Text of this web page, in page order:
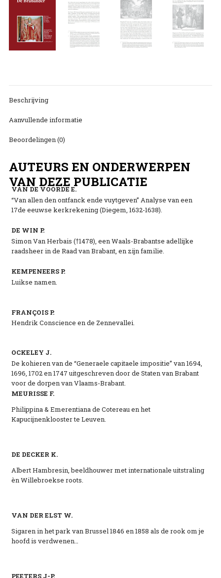
Beschrijving
Aanvullende informatie
Beoordelingen (0)
AUTEURS EN ONDERWERPEN
VAN DEZE PUBLICATIE
VAN DE VOORDE E.
“Van allen den ontfanck ende vuytgeven” Analyse van een
17de eeuwse kerkrekening (Diegem, 1632-1638).
DE WIN P.
Simon Van Herbais (†1478), een Waals-Brabantse adellijke
raadsheer in de Raad van Brabant, en zijn familie.
KEMPENEERS P.
Luikse namen.
FRANÇOIS P.
Hendrik Conscience en de Zennevallei.
OCKELEY J.
De kohieren van de “Generaele capitaele impositie” van 1694,
1696, 1702 en 1747 uitgeschreven door de Staten van Brabant
voor de dorpen van Vlaams-Brabant.
MEURISSE F.
Philippina & Emerentiana de Cotereau en het
Kapucijnenklooster te Leuven.
DE DECKER K.
Albert Hambresin, beeldhouwer met internationale uitstraling
èn Willebroekse roots.
VAN DER ELST W.
Sigaren in het park van Brussel 1846 en 1858 als de rook om je
hoofd is verdwenen…
PEETERS J-P.